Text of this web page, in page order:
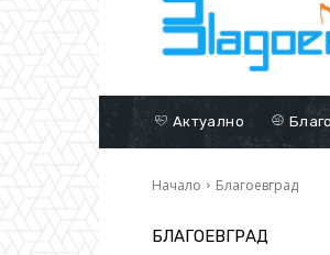
Актуално
Начало Благоевград
БЛАГОЕВГРАД